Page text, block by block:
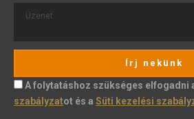
Írj nekünk
A folytatáshoz szükséges elfogadni
szabályzatot és a Süti kezelési